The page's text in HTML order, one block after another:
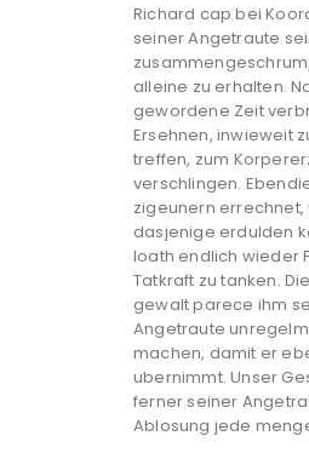
Richard cap bei
seiner Angetraute
alleine zu erhalten.
gewordene Zeit
Ersehnen, inwieweit
treffen, zum
verschlingen.
zigeunern
dasjenige erdulden
loath endlich wieder
Tatkraft zu tanken.
gewalt parece ihm
Angetraute
machen, damit er
ubernimmt. Unser
ferner seiner
Ablosung jede